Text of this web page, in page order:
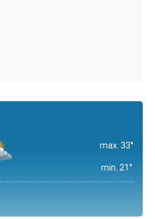
max. 33°
min. 21°